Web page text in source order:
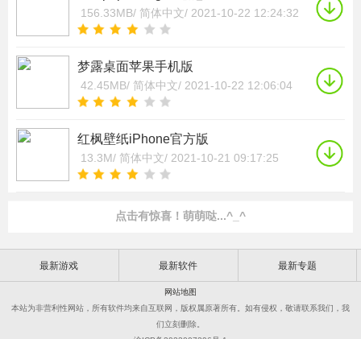
156.33MB/ 简体中文/ 2021-10-22 12:24:32
梦露桌面苹果手机版
42.45MB/ 简体中文/ 2021-10-22 12:06:04
红枫壁纸iPhone官方版
13.3M/ 简体中文/ 2021-10-21 09:17:25
点击有惊喜！萌萌哒...^_^
最新游戏 最新软件 最新专题
网站地图
本站为非营利性网站，所有软件均来自互联网，版权属原著所有。如有侵权，敬请联系我们，我
们立刻删除。